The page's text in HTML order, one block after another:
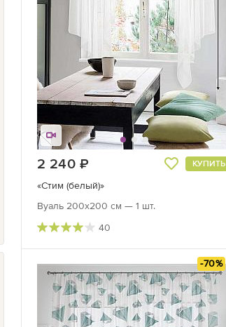
2 240 КУПИТЬ
«Стим (белый)»
Вуаль 200х200 см — 1 шт.
40
-70%